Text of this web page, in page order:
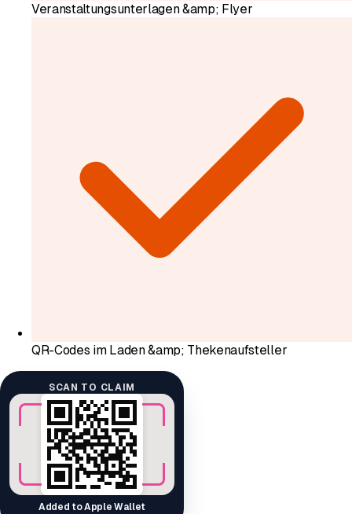
Veranstaltungsunterlagen &amp; Flyer
QR-Codes im Laden &amp; Thekenaufsteller
SCAN TO CLAIM
Added to Apple Wallet